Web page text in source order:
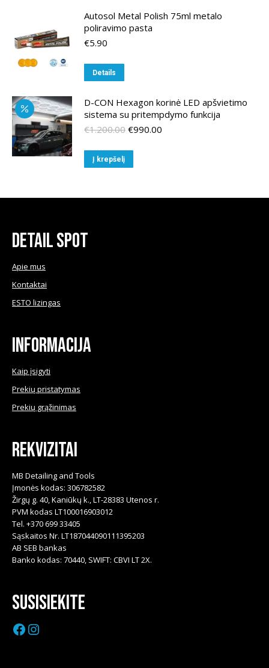
Autosol Metal Polish 75ml metalo
poliravimo pasta
€5.90
Details
D-CON Hexagon korinė LED apšvietimo
sistema su pritempdymo funkcija
€1.200.00 Original
was:
€1.200.00.
€990.00
Į krepšelį
Detail Spot
Apie mus
Kontaktai
ESTO lizingas
Informacija
Kaip įsigyti
Prekių pristatymas
Prekių grąžinimas
Rekvizitai
MB Detailing and Tools
Įmonės kodas: 306782582
Žirgų g. 40, Kaniūkų k., LT-28383 Utenos r.
PVM kodas LT100016903012
Tel. +370 699 33405
Sąskaitos Nr. LT187044090111395203
AB SEB bankas
Banko kodas: 70440, SWIFT: CBVI LT 2X.
Susisiekite
Facebook
Instagram